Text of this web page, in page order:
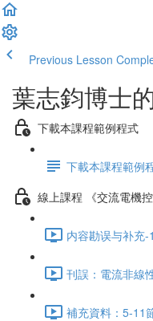
Previous Lesson
葉志鈞博士
下載本課程範例程式
下載本課程範例
線上課程 《交流電機
内容勘误与补充-
刊誤：電流非線
補充資料：5-11